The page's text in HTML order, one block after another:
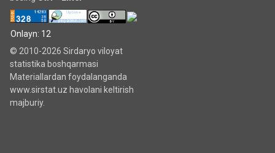
Onlayn: 12
© 2010-2026 Sirdaryo viloyat
statistika boshqarmasi
Materiallardan foydalanganda
www.sirstat.uz havolani keltirish
majburiy.